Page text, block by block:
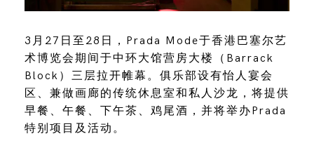
3月27日至28日，Prada Mode于香港巴塞尔艺
术博览会期间于中环大馆营房大楼（Barrack
Block）三层拉开帷幕。俱乐部设有怡人宴会
区、兼做画廊的传统休息室和私人沙龙，将提供
早餐、午餐、下午茶、鸡尾酒，并将举办Prada
特别项目及活动。